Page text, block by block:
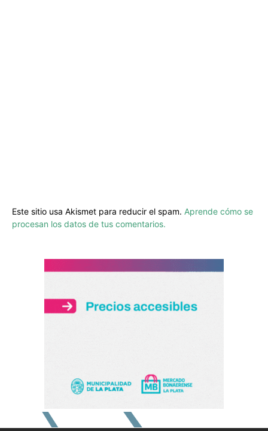
Este sitio usa Akismet para reducir el spam. Aprende cómo se
procesan los datos de tus comentarios.